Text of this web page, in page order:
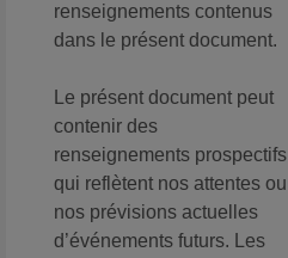
renseignements contenus
dans le présent document.
Le présent document peut
contenir des
renseignements prospectifs
qui reflètent nos attentes ou
nos prévisions actuelles
d’événements futurs. Les